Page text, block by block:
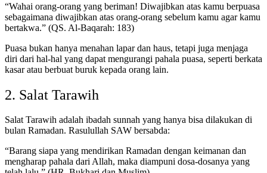
“Wahai orang-orang yang beriman! Diwajibkan atas kamu berpuasa
sebagaimana diwajibkan atas orang-orang sebelum kamu agar kamu
bertakwa.” (QS. Al-Baqarah: 183)
Puasa bukan hanya menahan lapar dan haus, tetapi juga menjaga
diri dari hal-hal yang dapat mengurangi pahala puasa, seperti berkata
kasar atau berbuat buruk kepada orang lain.
2. Salat Tarawih
Salat Tarawih adalah ibadah sunnah yang hanya bisa dilakukan di
bulan Ramadan. Rasulullah SAW bersabda:
“Barang siapa yang mendirikan Ramadan dengan keimanan dan
mengharap pahala dari Allah, maka diampuni dosa-dosanya yang